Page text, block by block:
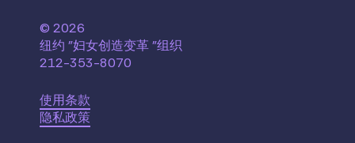
© 2026
纽约 "妇女创造变革 "组织
212-353-8070
使用条款
隐私政策